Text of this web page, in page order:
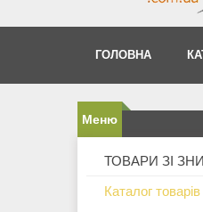
ГОЛОВНА
ТОВАРИ ЗІ
Каталог товарів